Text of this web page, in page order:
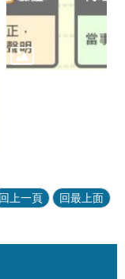
回上一頁 回最上面